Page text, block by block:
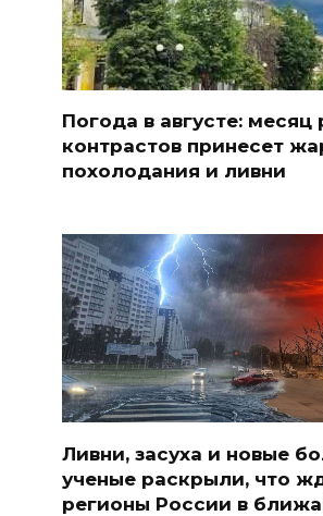
Погода в августе: месяц
контрастов принесет
похолодания и ливни
Ливни, засуха и новые
ученые раскрыли, что
регионы России в